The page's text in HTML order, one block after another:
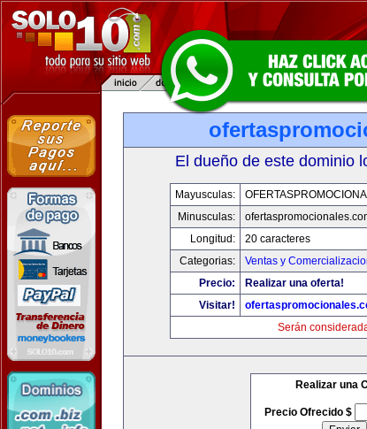
El dueño de este dominio
Mayusculas:
Minusculas:
Longitud:
20 caracteres
Categorias:
Ventas y
Precio:
Realizar una oferta!
Visitar!
Serán
Realizar una
Precio Ofrecido $